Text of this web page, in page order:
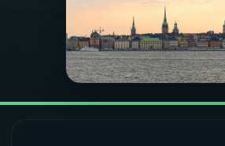
PROGRAMAS
PODCASTS